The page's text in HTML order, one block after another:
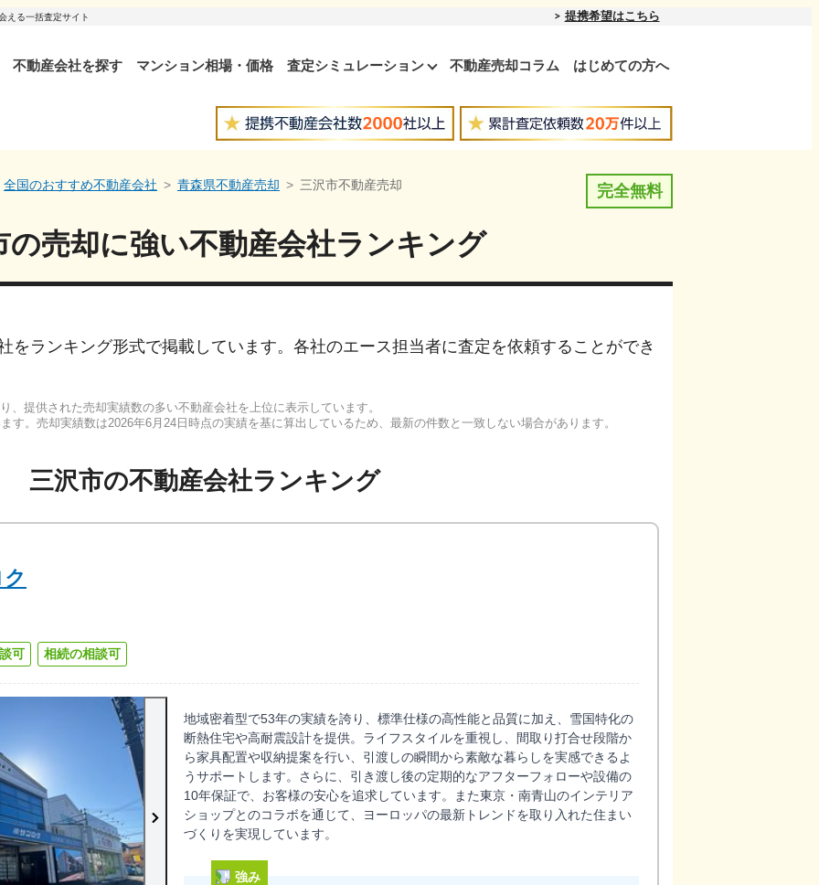
える一括査定サイト 提携希望はこちら
不動産会社を探す マンション相場・価格 査定シミュレーション 不動産売却コラム はじめての方へ
全国のおすすめ不動産会社 青森県不動産売却 三沢市不動産売却 完全無料
の売却に強い不動産会社ランキング
をランキング形式で掲載しています。各社のエース担当者に査定を依頼することができ
、提供された売却実績数の多い不動産会社を上位に表示しています。
す。売却実績数は2026年6月24日 時点の実績を基に算出しているため、最新の件数と一致しない場合があります。
三沢市の不動産会社ランキング
可 相続の相談可
地域密着型で53年の実績を誇り、標準仕様の高性能と品質に加え、雪国特化の
断熱住宅や高耐震設計を提供。ライフスタイルを重視し、間取り打合せ段階か
ら家具配置や収納提案を行い、引渡しの瞬間から素敵な暮らしを実感できるよ
うサポートします。さらに、引き渡し後の定期的なアフターフォローや設備の
10年保証で、お客様の安心を追求しています。また東京・南青山のインテリア
ショップとのコラボを通じて、ヨーロッパの最新トレンドを取り入れた住まい
づくりを実現しています。
強み